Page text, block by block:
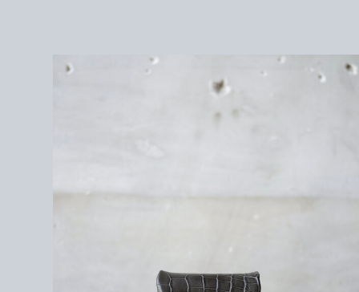
表：ポロサスクロコ / GRAY